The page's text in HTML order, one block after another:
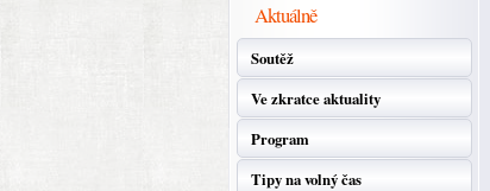
Aktuálně
Soutěž
Ve zkratce aktuality
Program
Tipy na volný čas